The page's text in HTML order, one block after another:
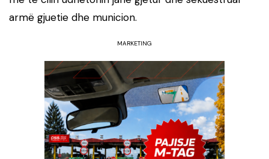
armë gjuetie dhe municion.
MARKETING